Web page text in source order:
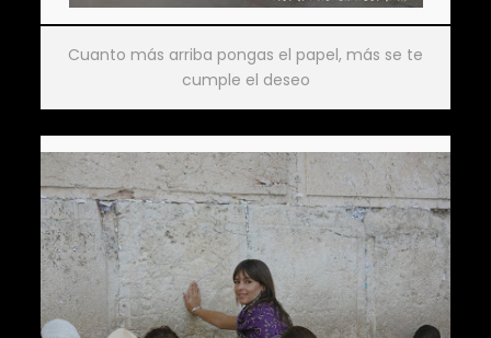
Cuanto más arriba pongas el papel, más se te
cumple el deseo